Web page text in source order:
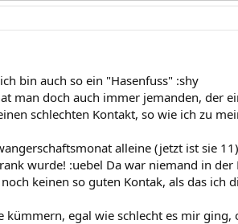
bin auch so ein "Hasenfuss" :shy
man doch auch immer jemanden, der
schlechten Kontakt, so wie ich zu
alleine (jetzt ist sie
wurde! :uebel Da war niemand in der
keinen so guten Kontak, als das ich
egal wie schlecht es mir ging,